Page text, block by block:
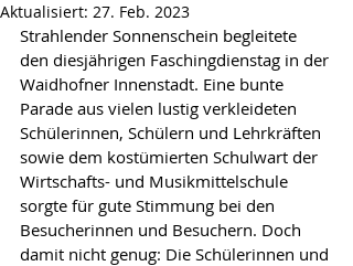
Aktualisiert: 27. Feb. 2023
Strahlender Sonnenschein begleitete
den diesjährigen Faschingdienstag in der
Waidhofner Innenstadt. Eine bunte
Parade aus vielen lustig verkleideten
Schülerinnen, Schülern und Lehrkräften
sowie dem kostümierten Schulwart der
Wirtschafts- und Musikmittelschule
sorgte für gute Stimmung bei den
Besucherinnen und Besuchern. Doch
damit nicht genug: Die Schülerinnen und